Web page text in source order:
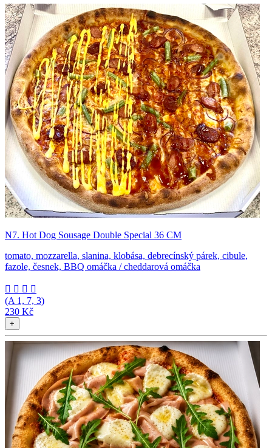
N7. Hot Dog Sousage Double Special 36 CM
tomato, mozzarella, slanina, klobása, debrecínský párek, cibule,
fazole, česnek, BBQ omáčka / cheddarová omáčka
   
(A 1, 7, 3)
230 Kč
+